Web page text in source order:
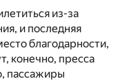
из-за
и последняя
благодарности,
конечно, пресса
пассажиры